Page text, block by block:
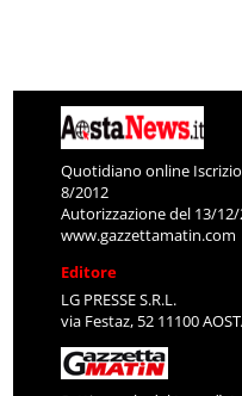
Quotidiano online
8/2012
Autorizzazione del 13/12/
www.gazzettamatin.com
Editore
LG PRESSE S.R.L.
via Festaz, 52 11100